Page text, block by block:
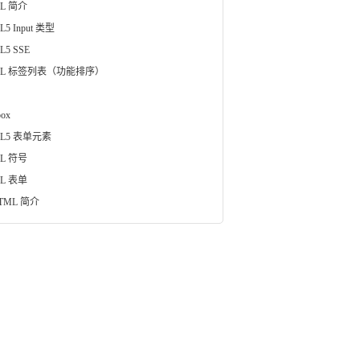
简介
Input 类型
SSE
标签列表（功能排序）
表单元素
符号
表单
简介